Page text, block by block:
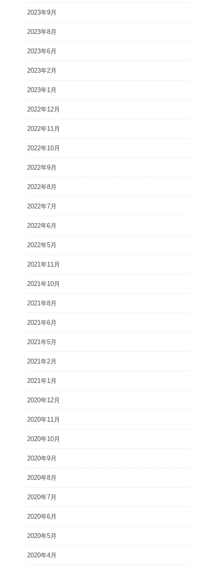
2023年9月
2023年8月
2023年6月
2023年2月
2023年1月
2022年12月
2022年11月
2022年10月
2022年9月
2022年8月
2022年7月
2022年6月
2022年5月
2021年11月
2021年10月
2021年8月
2021年6月
2021年5月
2021年2月
2021年1月
2020年12月
2020年11月
2020年10月
2020年9月
2020年8月
2020年7月
2020年6月
2020年5月
2020年4月